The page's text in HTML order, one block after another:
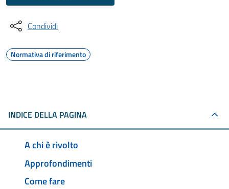
Condividi
Normativa di riferimento
INDICE DELLA PAGINA
A chi è rivolto
Approfondimenti
Come fare